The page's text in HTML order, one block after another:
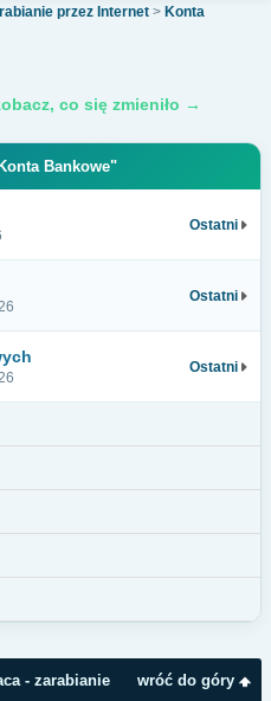
przez Internet > Konta
co się zmieniło →
Bankowe"
Ostatni
Ostatni
Ostatni
wróć do góry
- zarabianie